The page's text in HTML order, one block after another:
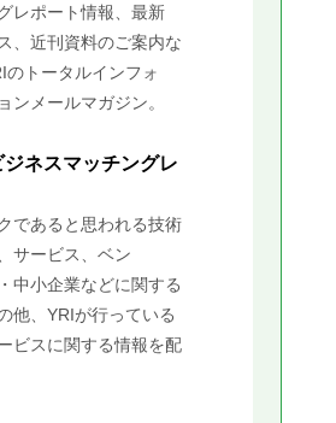
レポート情報、最新
、近刊資料のご案内な
のトータルインフォ
ンメールマガジン。
ジネスマッチングレ
であると思われる技術
サービス、ベン
中小企業などに関する
他、YRIが行っている
ビスに関する情報を配